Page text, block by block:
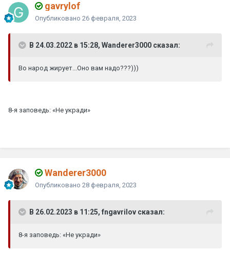
gavrylof
Опубликовано 26 февраля, 2023
В 24.03.2022 в 15:28, Wanderer3000 сказал:
Во народ жирует...Оно вам надо???)))
8-я заповедь: «Не укради»
Wanderer3000
Опубликовано 28 февраля, 2023
В 26.02.2023 в 11:25, fngavrilov сказал:
8-я заповедь: «Не укради»